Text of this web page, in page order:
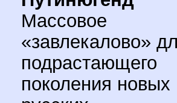
Массовое
«завлекалово»
подрастающего
поколения новых